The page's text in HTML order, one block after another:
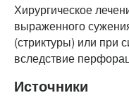
Хирургическое
выраженного
(стриктуры) или при
вследствие
Источники